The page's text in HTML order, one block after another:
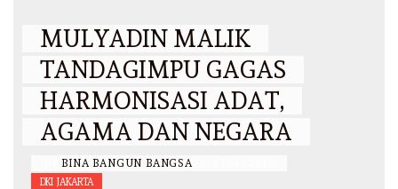
MULYADIN MALIK
TANDAGIMPU GAGAS
HARMONISASI ADAT,
AGAMA DAN NEGARA
BINA BANGUN BANGSA
DKI JAKARTA